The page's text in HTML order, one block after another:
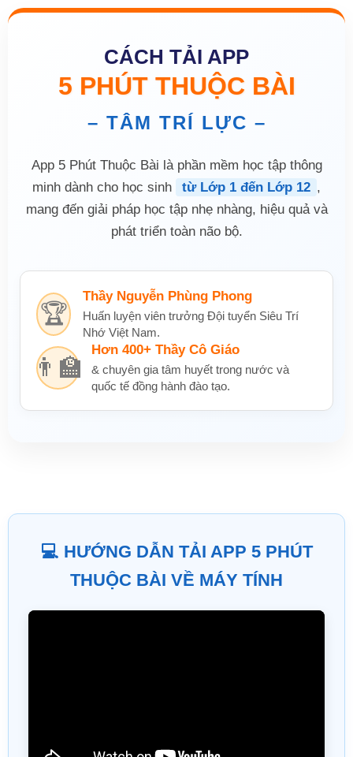
CÁCH TẢI APP
5 PHÚT THUỘC BÀI
– TÂM TRÍ LỰC –
App 5 Phút Thuộc Bài là phần mềm học tập thông
minh dành cho học sinh
từ Lớp 1 đến Lớp 12 ,
mang đến giải pháp học tập nhẹ nhàng, hiệu quả và
phát triển toàn não bộ.
🏆
Thầy Nguyễn Phùng Phong
Huấn luyện viên trưởng Đội tuyển Siêu Trí
Nhớ Việt Nam.
👨‍🏫
Hơn 400+ Thầy Cô Giáo
& chuyên gia tâm huyết trong nước và
quốc tế đồng hành đào tạo.
💻 HƯỚNG DẪN TẢI APP 5 PHÚT
THUỘC BÀI VỀ MÁY TÍNH